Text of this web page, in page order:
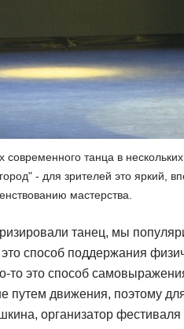
танца в
- для зрителей это яркий,
мастерства.
танец, мы
способ поддержания
то это способ
путем движения, поэтому
организатор